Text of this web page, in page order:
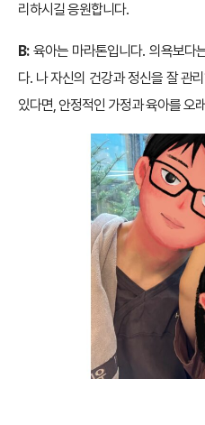
리하시길 응원합니다.
B:육아는 마라톤입니다. 의욕보다
다. 나 자신의 건강과 정신을 잘 관
있다면, 안정적인 가정과 육아를 오